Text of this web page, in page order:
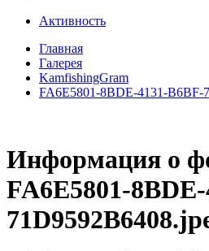
Активность
Главная
Галерея
KamfishingGram
FA6E5801-8BDE-4131-B6BF-
Информация о
FA6E5801-